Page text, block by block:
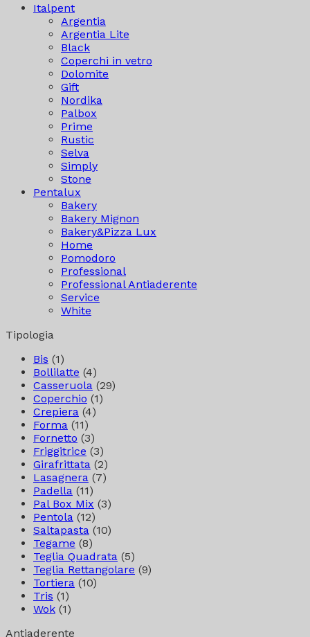
Italpent
Argentia
Argentia Lite
Black
Coperchi in vetro
Dolomite
Gift
Nordika
Palbox
Prime
Rustic
Selva
Simply
Stone
Pentalux
Bakery
Bakery Mignon
Bakery&Pizza Lux
Home
Pomodoro
Professional
Professional Antiaderente
Service
White
Tipologia
Bis (1)
Bollilatte (4)
Casseruola (29)
Coperchio (1)
Crepiera (4)
Forma (11)
Fornetto (3)
Friggitrice (3)
Girafrittata (2)
Lasagnera (7)
Padella (11)
Pal Box Mix (3)
Pentola (12)
Saltapasta (10)
Tegame (8)
Teglia Quadrata (5)
Teglia Rettangolare (9)
Tortiera (10)
Tris (1)
Wok (1)
Antiaderente